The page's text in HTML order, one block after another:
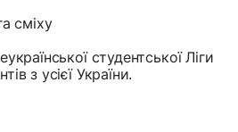
сміху
студентської Ліги
з усієї України.